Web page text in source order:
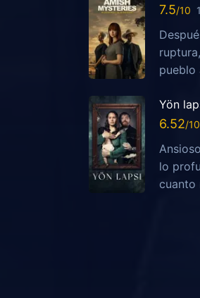
7.5
pueblo
Yön
6.52
lo
cuanto